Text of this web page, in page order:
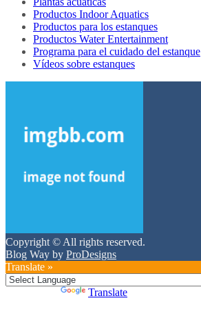
Productos Indoor Aquatics
Productos para los estanques
Productos Water Entertainment
Programa para el cuidado del estanque
Vídeos sobre estanques
Copyright © All rights reserved.
Blog Way by ProDesigns
Translate »
Translate